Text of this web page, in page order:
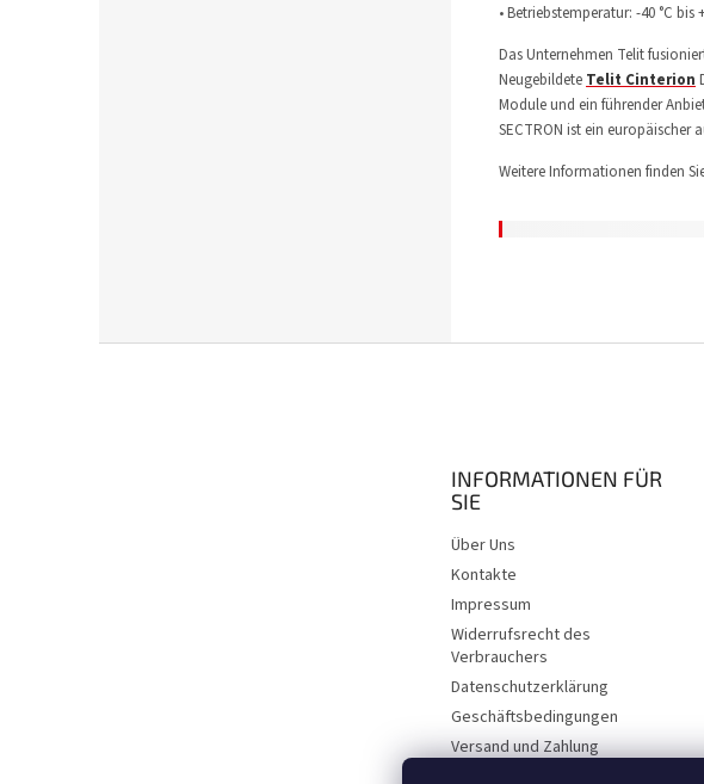
• Betriebstemperatur: -40 °C bis
Das Unternehmen Telit
Neugebildete Telit Cinterion
Module und ein führender
SECTRON ist ein europäischer
Weitere Informationen finden
INFORMATIONEN FÜR
SIE
Über Uns
Kontakte
Impressum
Widerrufsrecht des
Verbrauchers
Datenschutzerklärung
Geschäftsbedingungen
Versand und Zahlung